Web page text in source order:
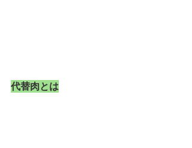
代替肉とは